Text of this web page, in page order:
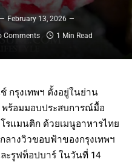
February 13, 2026
Comments 1 Min Read
กรุงเทพฯ ตั้งอยู่ในย่าน
ร้อมมอบประสบการณ์มื้อ
รแมนติก ด้วยเมนูอาหารไทย
ลางวิวขอบฟ้าของกรุงเทพฯ
ะรูฟท็อปบาร์ ในวันที่ 14